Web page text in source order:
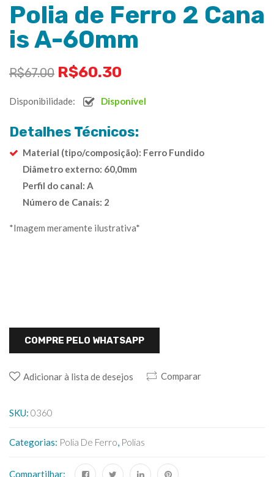
Polia de Ferro 2 Cana
is A-60mm
R$67.00 R$60.30
Disponibilidade: Disponível
Detalhes Técnicos:
Material (tipo/composição): Ferro Fundido
Diâmetro externo: 60,0mm
Perfil do canal: A
Número de Canais: 2
*Imagem meramente ilustrativa*
COMPRE PELO WHATSAPP
Adicionar à lista de desejos Comparar
SKU: 0360
Categorias: Polia De Ferro, Polias
Compartilhar: